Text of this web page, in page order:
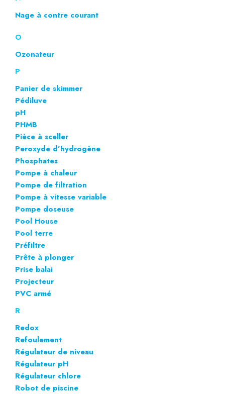
Nage à contre courant
O
Ozonateur
P
Panier de skimmer
Pédiluve
pH
PHMB
Pièce à sceller
Peroxyde d’hydrogène
Phosphates
Pompe à chaleur
Pompe de filtration
Pompe à vitesse variable
Pompe doseuse
Pool House
Pool terre
Préfiltre
Prête à plonger
Prise balai
Projecteur
PVC armé
R
Redox
Refoulement
Régulateur de niveau
Régulateur pH
Régulateur chlore
Robot de piscine